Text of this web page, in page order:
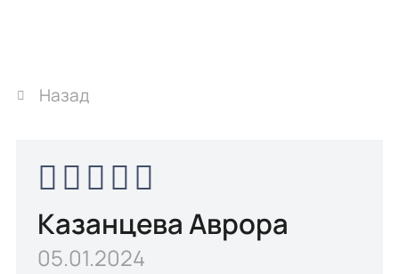
Назад
Казанцева Аврора
05.01.2024